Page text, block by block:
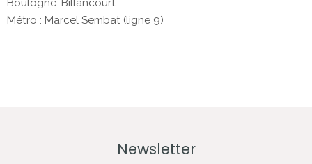
Boulogne-Billancourt
Métro : Marcel Sembat (ligne 9)
Newsletter